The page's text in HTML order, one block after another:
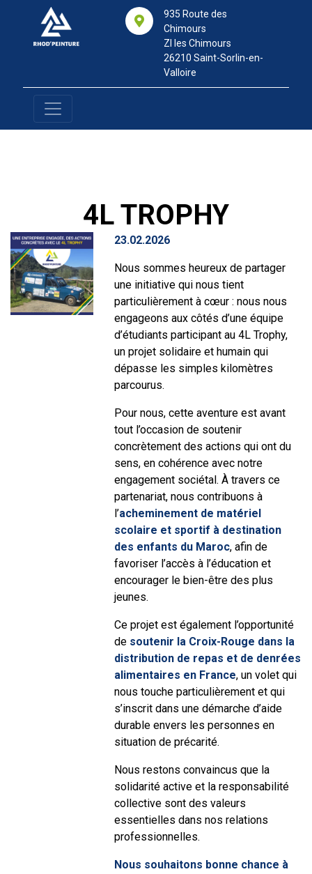
935 Route des
Chimours
ZI les Chimours
26210 Saint-Sorlin-en-
Valloire
4LTROPHY
23.02.2026
Nous sommes heureux de partager
une initiative qui nous tient
particulièrement à cœur : nous nous
engageons aux côtés d’une équipe
d’étudiants participant au 4L Trophy,
un projet solidaire et humain qui
dépasse les simples kilomètres
parcourus.
Pour nous, cette aventure est avant
tout l’occasion de soutenir
concrètement des actions qui ont du
sens, en cohérence avec notre
engagement sociétal. À travers ce
partenariat, nous contribuons à
l’acheminement de matériel
scolaire et sportif à destination
des enfants du Maroc, afin de
favoriser l’accès à l’éducation et
encourager le bien-être des plus
jeunes.
Ce projet est également l’opportunité
de soutenir la Croix-Rouge dans la
distribution de repas et de denrées
alimentaires en France, un volet qui
nous touche particulièrement et qui
s’inscrit dans une démarche d’aide
durable envers les personnes en
situation de précarité.
Nous restons convaincus que la
solidarité active et la responsabilité
collective sont des valeurs
essentielles dans nos relations
professionnelles.
Nous souhaitons bonne chance à